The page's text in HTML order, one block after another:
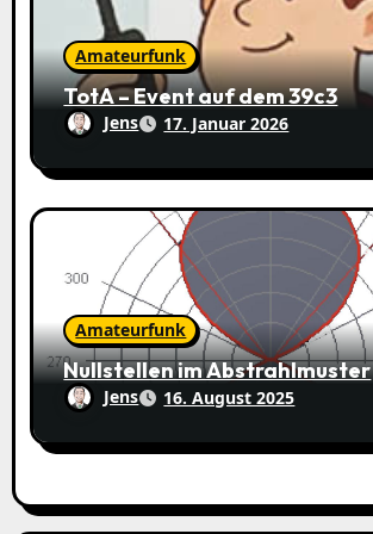
Amateurfunk
TotA – Event auf dem 39c3
Jens 17. Januar 2026
Amateurfunk
Nullstellen im Abstrahlmuster
Jens 16. August 2025